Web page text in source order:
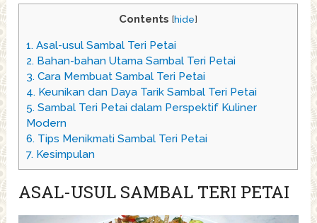
Contents [hide]
1. Asal-usul Sambal Teri Petai
2. Bahan-bahan Utama Sambal Teri Petai
3. Cara Membuat Sambal Teri Petai
4. Keunikan dan Daya Tarik Sambal Teri Petai
5. Sambal Teri Petai dalam Perspektif Kuliner
Modern
6. Tips Menikmati Sambal Teri Petai
7. Kesimpulan
ASAL-USUL SAMBAL TERI PETAI